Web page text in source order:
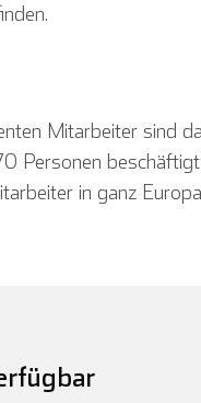
Mitarbeiter sind
Personen
in ganz